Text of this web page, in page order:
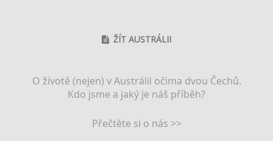
ŽÍT AUSTRÁLII
O životě (nejen) v Austrálii očima dvou Čechů.
Kdo jsme a jaký je náš příběh?
Přečtěte si o nás >>